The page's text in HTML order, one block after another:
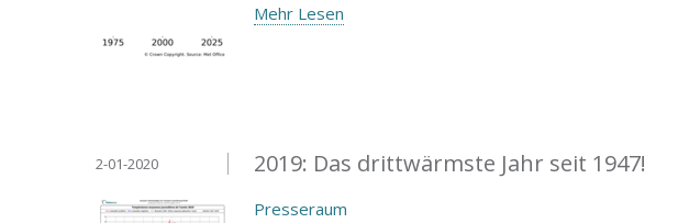
Mehr Lesen
2019: Das drittwärmste Jahr seit 1947!
2-01-2020
Presseraum